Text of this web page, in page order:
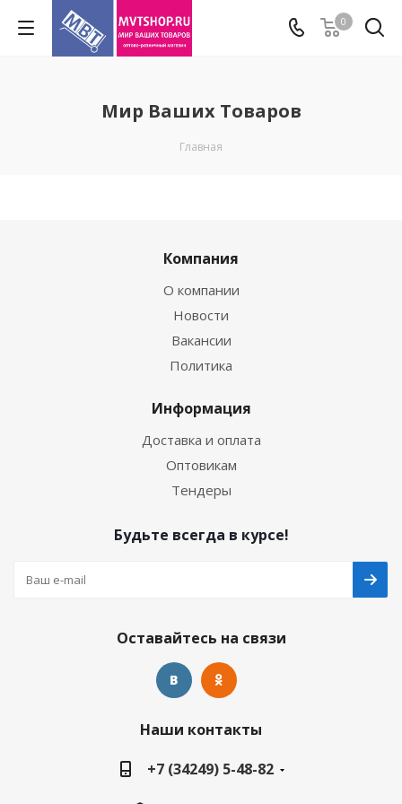
0
Мир Ваших Товаров
Главная
Компания
О компании
Новости
Вакансии
Политика
Информация
Доставка и оплата
Оптовикам
Тендеры
Будьте всегда в курсе!
Оставайтесь на связи
Наши контакты
+7 (34249) 5-48-82